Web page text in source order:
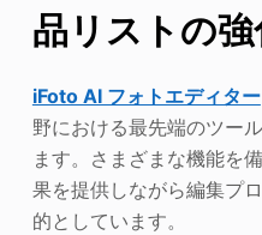
品リストの強
iFoto AI フォトエディター
野における最先端のツー
ます。さまざまな機能を
果を提供しながら編集プ
的としています。